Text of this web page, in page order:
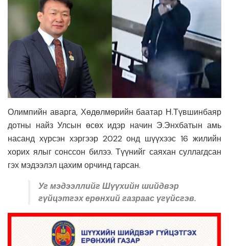
Олимпийн аварга, Хөдөлмөрийн баатар Н.Түвшинбаяр
дотны найз Улсын өсөх идэр начин Э.Энхбатын амь
насанд хүрсэн хэргээр 2022 онд шүүхээс 16 жилийн
хорих ялыг сонссон билээ. Түүнийг саяхан суллагдсан
гэх мэдээлэл цахим орчинд гарсан.
Уг мэдээллийг Шүүхийн шийдвэр
гүйцэтгэх ерөнхий газраас үгүйсгэв.